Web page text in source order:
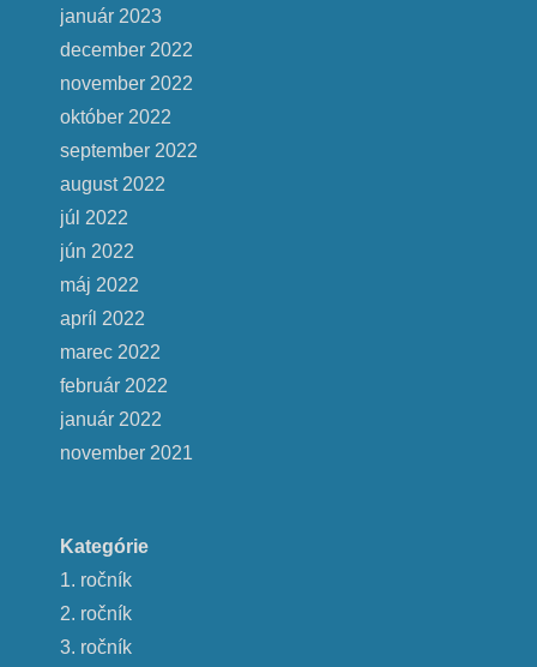
január 2023
december 2022
november 2022
október 2022
september 2022
august 2022
júl 2022
jún 2022
máj 2022
apríl 2022
marec 2022
február 2022
január 2022
november 2021
Kategórie
1. ročník
2. ročník
3. ročník